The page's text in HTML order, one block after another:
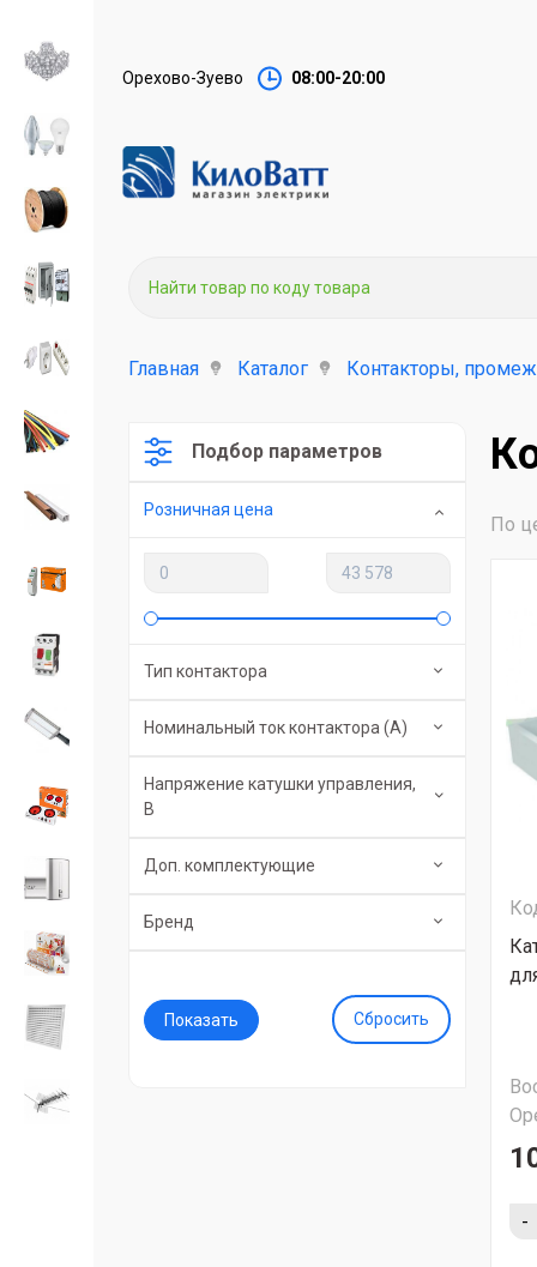
Орехово-Зуево 08:00-20:00
Главная Каталог Контакторы,
Подбор параметров
Розничная цена
Тип контактора
Номинальный ток контактора (А)
Напряжение катушки управления,
В
Доп. комплектующие
Бренд
Сбросить
По
-